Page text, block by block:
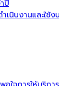
ปี
นินงานและใช้